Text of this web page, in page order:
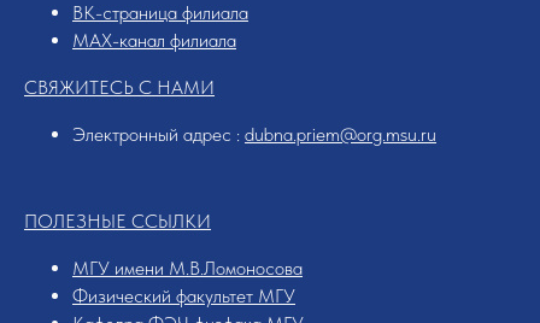
ВК-страница филиала
MAX-канал филиала
СВЯЖИТЕСЬ С НАМИ
Электронный адрес : dubna.priem@org.msu.ru
ПОЛЕЗНЫЕ ССЫЛКИ
МГУ имени М.В.Ломоносова
Физический факультет МГУ